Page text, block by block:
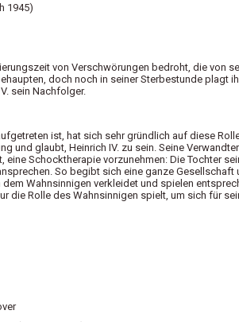
1945)
von Verschwörungen bedroht, die von
doch noch in seiner Sterbestunde plagt
sein Nachfolger.
ist, hat sich sehr gründlich auf diese
und glaubt, Heinrich IV. zu sein. Seine
Schocktherapie vorzunehmen: Die Tochter
So begibt sich eine ganze Gesellschaft
Wahnsinnigen verkleidet und spielen
die Rolle des Wahnsinnigen spielt, um sich für